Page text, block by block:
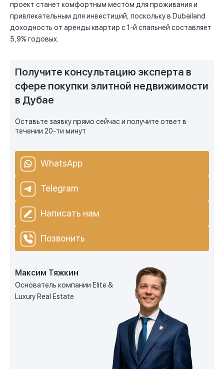
проект станет комфортным местом для проживания и
привлекательным для инвестиций, поскольку в Dubailand
доходность от аренды квартир с 1-й спальней составляет
5,9% годовых.
Получите консультацию эксперта в
сфере покупки элитной недвижимости
в Дубае
Оставьте заявку прямо сейчас и получите ответ в
течении 20-ти минут
WhatsApp
Telegram
Написать нам
Позвонить
Максим Тяжкин
Основатель компании Elite &
Luxury Real Estate